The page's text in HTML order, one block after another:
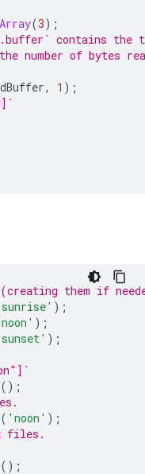
(3);
contains the
number of bytes
, 1 );
them if
);
);
);
();
( 'noon' );
files.
();